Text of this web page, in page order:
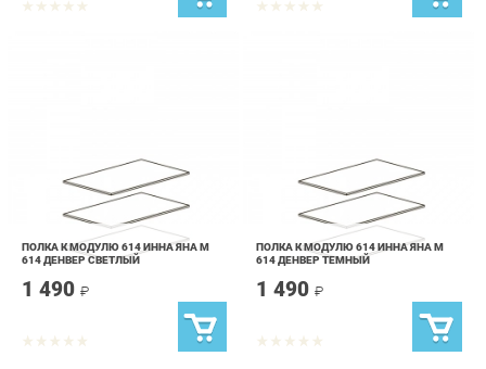
ПОЛКА К МОДУЛЮ 614 ИННА ЯНА М
614 ДЕНВЕР СВЕТЛЫЙ
1 490₽
ПОЛКА К МОДУЛЮ 614 ИННА ЯНА М
614 ДЕНВЕР ТЕМНЫЙ
1 490₽